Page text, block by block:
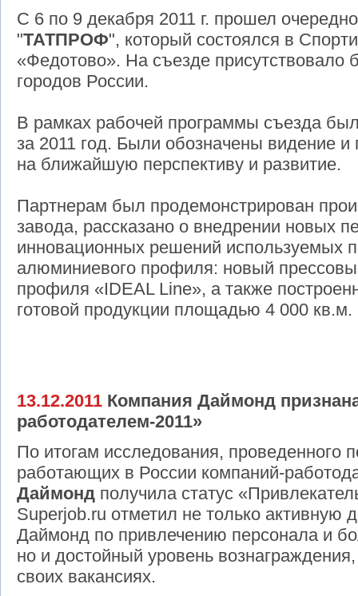
С 6 по 9 декабря 2011 г. прошел
"ТАТПРОФ", который состоялся в
«Федотово». На съезде присутствовало
городов России.
В рамках рабочей программы съезда
за 2011 год. Были обозначены видение
на ближайшую перспективу и развитие.
Партнерам был продемонстрирован
завода, рассказано о внедрении новых
инновационных решений используемых
алюминиевого профиля: новый
профиля «IDEAL Line», а также
готовой продукции площадью 4 000 кв.м.
13.12.2011 Компания Даймонд
работодателем-2011»
По итогам исследования, проведенного
работающих в России компаний-
Даймонд получила статус
Superjob.ru отметил не только активную
Даймонд по привлечению персонала и
но и достойный уровень
своих вакансиях.